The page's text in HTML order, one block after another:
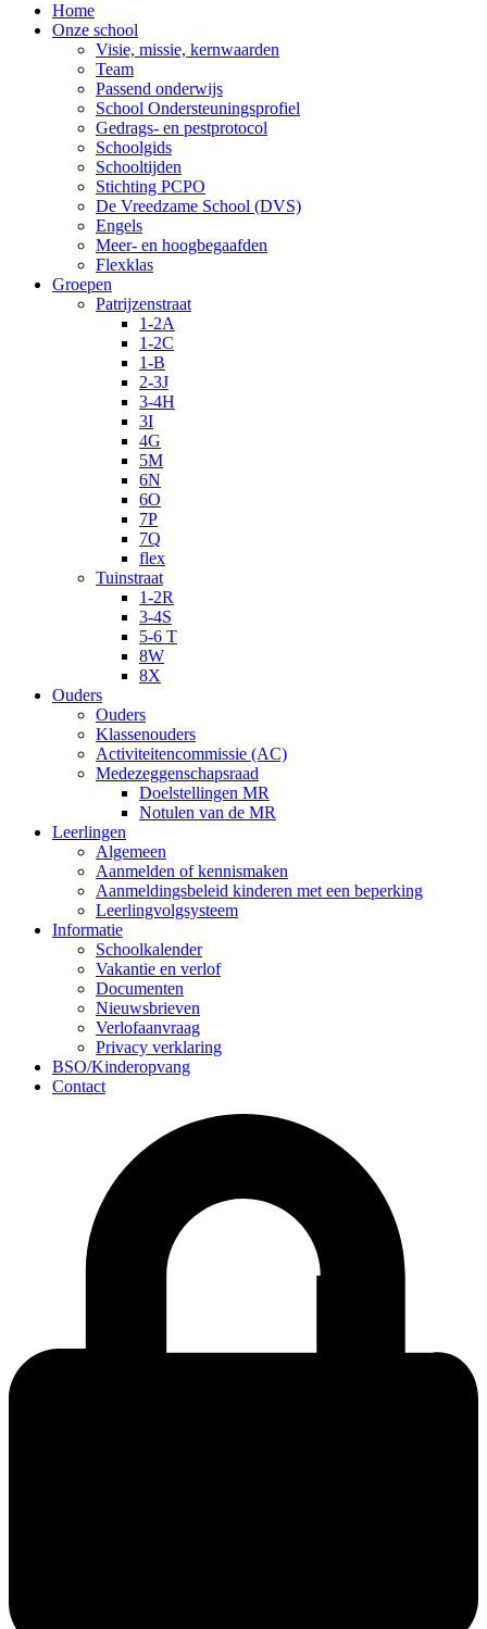
Home
Onze school
Visie, missie, kernwaarden
Team
Passend onderwijs
School Ondersteuningsprofiel
Gedrags- en pestprotocol
Schoolgids
Schooltijden
Stichting PCPO
De Vreedzame School (DVS)
Engels
Meer- en hoogbegaafden
Flexklas
Groepen
Patrijzenstraat
1-2A
1-2C
1-B
2-3J
3-4H
3I
4G
5M
6N
6O
7P
7Q
flex
Tuinstraat
1-2R
3-4S
5-6 T
8W
8X
Ouders
Ouders
Klassenouders
Activiteitencommissie (AC)
Medezeggenschapsraad
Doelstellingen MR
Notulen van de MR
Leerlingen
Algemeen
Aanmelden of kennismaken
Aanmeldingsbeleid kinderen met een beperking
Leerlingvolgsysteem
Informatie
Schoolkalender
Vakantie en verlof
Documenten
Nieuwsbrieven
Verlofaanvraag
Privacy verklaring
BSO/Kinderopvang
Contact